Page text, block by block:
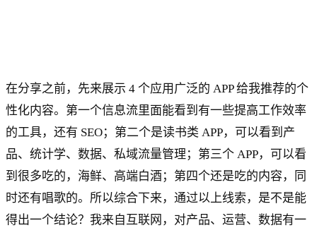
在分享之前，先来展示 4 个应用广泛的 APP 给我推荐的个
性化内容。第一个信息流里面能看到有一些提高工作效率
的工具，还有 SEO；第二个是读书类 APP，可以看到产
品、统计学、数据、私域流量管理；第三个 APP，可以看
到很多吃的，海鲜、高端白酒；第四个还是吃的内容，同
时还有唱歌的。所以综合下来，通过以上线索，是不是能
得出一个结论？我来自互联网，对产品、运营、数据有一